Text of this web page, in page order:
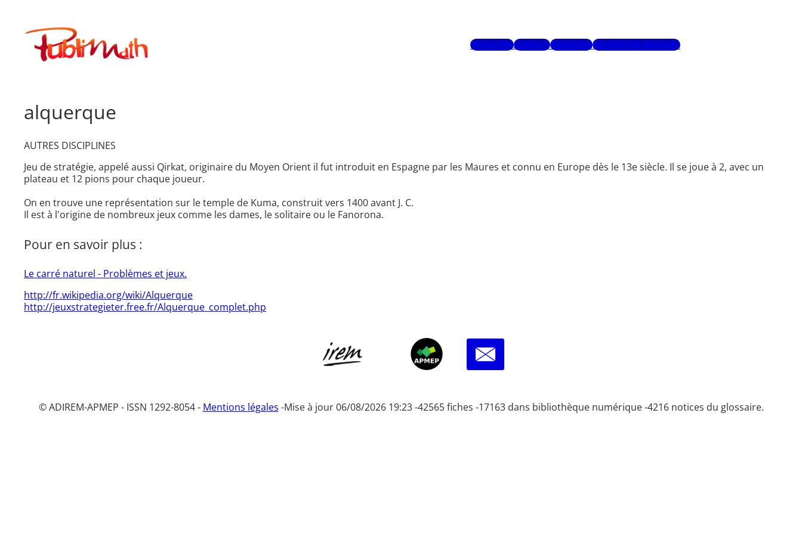
contenuPublimath
Mots-clésAuteursGlossaireRecherche avancée
alquerque
AUTRES DISCIPLINES
Jeu de stratégie, appelé aussi Qirkat, originaire du Moyen Orient il fut introduit en Espagne par les Maures et connu en Europe dès le 13e siècle. Il se joue à 2, avec un
plateau et 12 pions pour chaque joueur.
On en trouve une représentation sur le temple de Kuma, construit vers 1400 avant J. C.
Il est à l'origine de nombreux jeux comme les dames, le solitaire ou le Fanorona.
Pour en savoir plus :
Le carré naturel - Problèmes et jeux.
http://fr.wikipedia.org/wiki/Alquerque
http://jeuxstrategieter.free.fr/Alquerque_complet.php
© ADIREM-APMEP - ISSN 1292-8054 - Mentions légales -Mise à jour 06/08/2026 19:23 -42565 fiches -17163 dans bibliothèque numérique -4216 notices du glossaire.